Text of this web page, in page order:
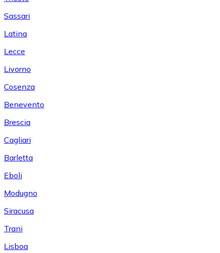
Sassari
Latina
Lecce
Livorno
Cosenza
Benevento
Brescia
Cagliari
Barletta
Eboli
Modugno
Siracusa
Trani
Lisboa